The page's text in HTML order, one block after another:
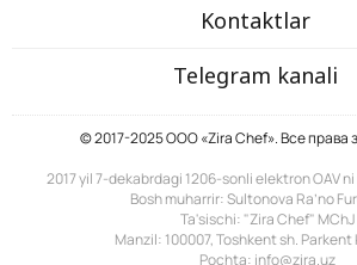
Kontaktlar
Telegram kanali
© 2017-2025 ООО «Zira Chef». Все права
2017 yil 7-dekabrdagi 1206-sonli elektron OAV
Bosh muharrir: Sultonova Ra’no
Ta'sischi: "Zira Chef" MChJ
Manzil: 100007, Toshkent sh. Parkent
Pochta: info@zira.uz